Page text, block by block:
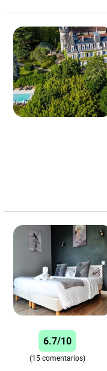
6.7/10
(15 comentarios)